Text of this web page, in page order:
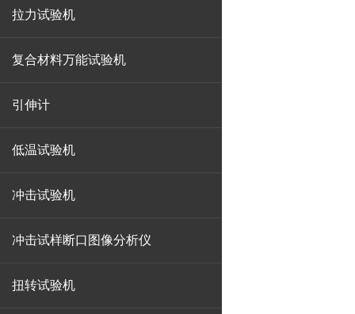
拉力试验机
复合材料万能试验机
引伸计
低温试验机
冲击试验机
冲击试样断口图像分析仪
扭转试验机